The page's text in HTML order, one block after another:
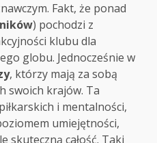
Fakt, że ponad
) pochodzi z
klubu dla
globu. Jednocześnie w
, którzy mają za sobą
swoich krajów. Ta
i mentalności,
umiejętności,
skuteczną całość. Taki